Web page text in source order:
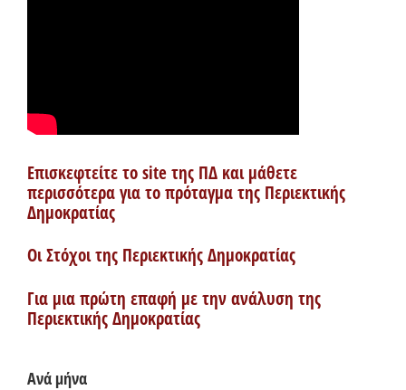
Επισκεφτείτε το site της ΠΔ και μάθετε
περισσότερα για το πρόταγμα της Περιεκτικής
Δημοκρατίας
Οι Στόχοι της Περιεκτικής Δημοκρατίας
Για μια πρώτη επαφή με την ανάλυση της
Περιεκτικής Δημοκρατίας
Ανά μήνα